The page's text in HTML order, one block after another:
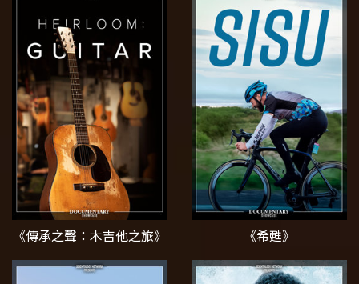
《傳承之聲：木吉他之旅》 《希甦》